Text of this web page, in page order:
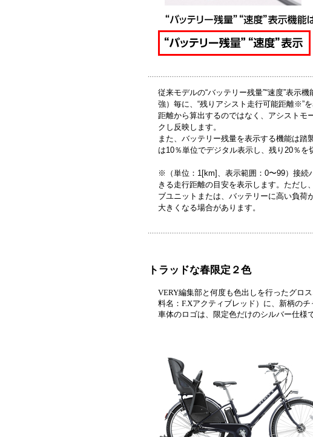
従来モデルの“バッテリー残量”“速度”表示
強）毎に、“残りアシスト走行可能距離※”
距離から算出するのではなく、アシストモ
クし反映します。
また、バッテリー残量を表示する機能は
は10％単位でデジタル表示し、残り20％を
※（単位：1[km]、表示範囲：0〜99）接続
きる走行距離の目安を表示します。ただし
ブユニットまたは、バッテリーに高い負荷
大きくなる場合があります。
トラッドな春限定２色
VERY編集部と何度も色出しを行ったグロ
料名：F.Xアクティブレッド）に、新柄の
車体のロゴは、限定色だけのシルバー仕様で